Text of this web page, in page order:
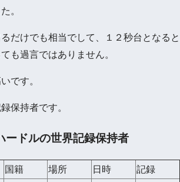
。
だけでも相当でして、１２秒台となると
も過言ではありません。
です。
保持者です。
ードルの世界記録保持者
国籍 場所 日時 記録